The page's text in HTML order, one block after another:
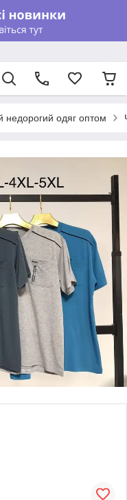
недорогий одяг оптом